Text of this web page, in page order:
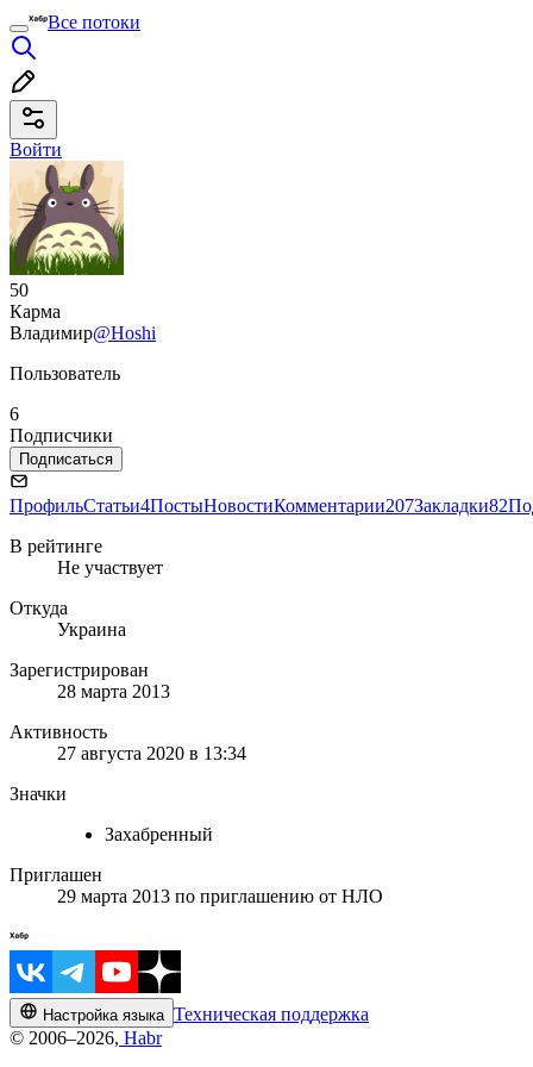
Все потоки
Войти
50
Карма
Владимир@Hoshi
Пользователь
6
Подписчики
Подписаться
ПрофильСтатьи4ПостыНовостиКомментарии207Закладки82
В рейтинге
Не участвует
Откуда
Украина
Зарегистрирован
28 марта 2013
Активность
27 августа 2020 в 13:34
Значки
Захабренный
Приглашен
29 марта 2013 по приглашению от НЛО
Настройка языка Техническая поддержка
© 2006–2026, Habr